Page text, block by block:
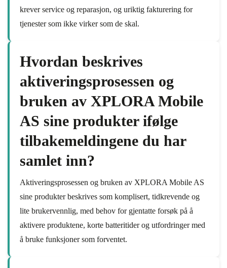
krever service og reparasjon, og uriktig fakturering for
tjenester som ikke virker som de skal.
Hvordan beskrives
aktiveringsprosessen og
bruken av XPLORA Mobile
AS sine produkter ifølge
tilbakemeldingene du har
samlet inn?
Aktiveringsprosessen og bruken av XPLORA Mobile AS
sine produkter beskrives som komplisert, tidkrevende og
lite brukervennlig, med behov for gjentatte forsøk på å
aktivere produktene, korte batteritider og utfordringer med
å bruke funksjoner som forventet.